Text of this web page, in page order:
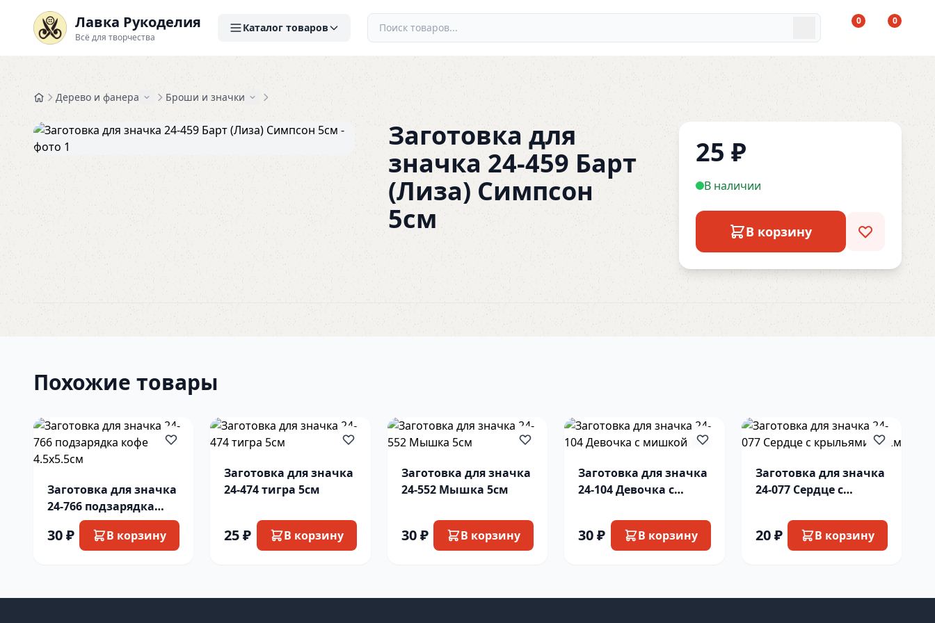
Лавка Рукоделия
Всё для творчества
Каталог товаров
0 0
Дерево и фанера Броши и значки
Заготовка для
значка 24-459 Барт
(Лиза) Симпсон
5см
25 ₽
В наличии
В корзину
Похожие товары
Заготовка для значка
24-766 подзарядка
кофе 4.5х5.5см
30 ₽ В корзину
Заготовка для значка
24-474 тигра 5см
25 ₽ В корзину
Заготовка для значка
24-552 Мышка 5см
30 ₽ В корзину
Заготовка для значка
24-104 Девочка с
30 ₽ В корзину
Заготовка для значка
24-077 Сердце с
20 ₽ В корзину